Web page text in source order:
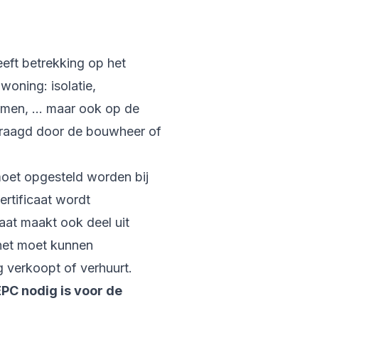
betrekking op het
woning: isolatie,
... maar ook op de
door de bouwheer of
opgesteld worden bij
wordt
maakt ook deel uit
moet kunnen
verkoopt of verhuurt.
nodig is voor de